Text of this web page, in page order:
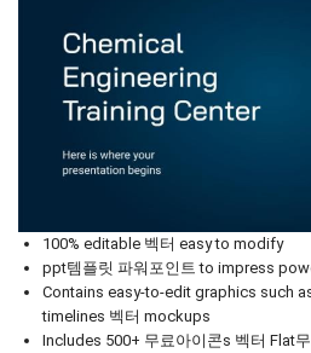
100% editable 벡터 easy to modify
ppt템플릿 파워포인트 to impress
Contains easy-to-edit graphics such
timelines 벡터 mockups
Includes 500+ 무료아이콘s 벡터 Flat